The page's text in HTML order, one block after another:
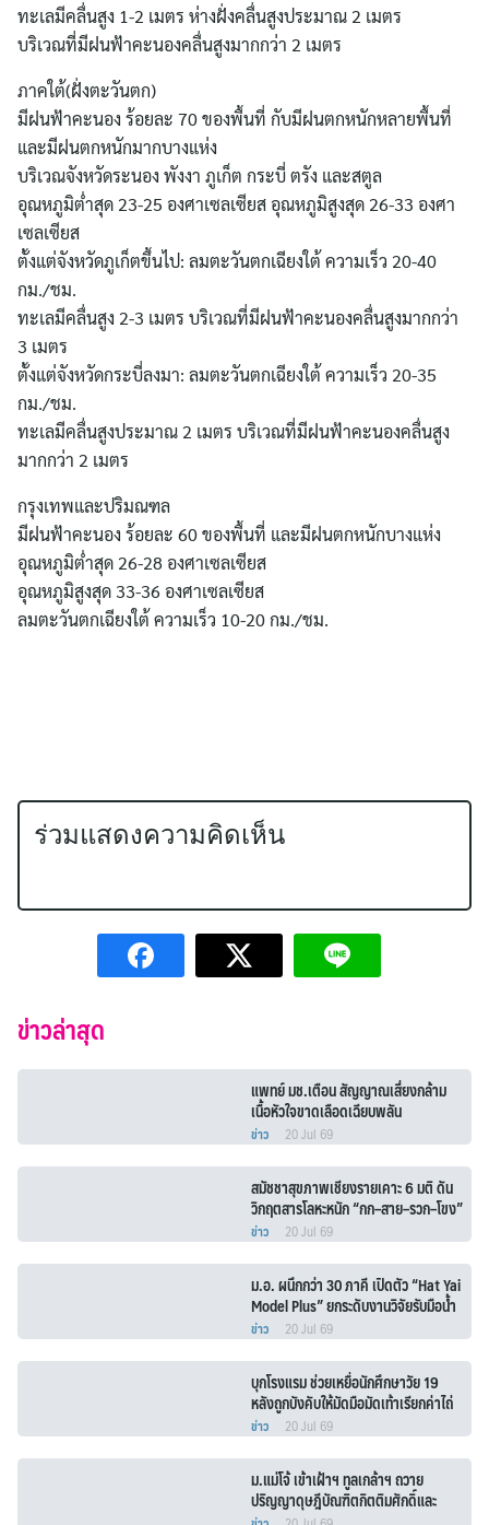
ทะเลมีคลื่นสูง 1-2 เมตร ห่างฝั่งคลื่นสูงประมาณ 2 เมตร
บริเวณที่มีฝนฟ้าคะนองคลื่นสูงมากกว่า 2 เมตร
ภาคใต้(ฝั่งตะวันตก)
มีฝนฟ้าคะนอง ร้อยละ 70 ของพื้นที่ กับมีฝนตกหนักหลายพื้นที่
และมีฝนตกหนักมากบางแห่ง
บริเวณจังหวัดระนอง พังงา ภูเก็ต กระบี่ ตรัง และสตูล
อุณหภูมิต่ำสุด 23-25 องศาเซลเซียส อุณหภูมิสูงสุด 26-33 องศา
เซลเซียส
ตั้งแต่จังหวัดภูเก็ตขึ้นไป: ลมตะวันตกเฉียงใต้ ความเร็ว 20-40
กม./ชม.
ทะเลมีคลื่นสูง 2-3 เมตร บริเวณที่มีฝนฟ้าคะนองคลื่นสูงมากกว่า
3 เมตร
ตั้งแต่จังหวัดกระบี่ลงมา: ลมตะวันตกเฉียงใต้ ความเร็ว 20-35
กม./ชม.
ทะเลมีคลื่นสูงประมาณ 2 เมตร บริเวณที่มีฝนฟ้าคะนองคลื่นสูง
มากกว่า 2 เมตร
กรุงเทพและปริมณฑล
มีฝนฟ้าคะนอง ร้อยละ 60 ของพื้นที่ และมีฝนตกหนักบางแห่ง
อุณหภูมิต่ำสุด 26-28 องศาเซลเซียส
อุณหภูมิสูงสุด 33-36 องศาเซลเซียส
ลมตะวันตกเฉียงใต้ ความเร็ว 10-20 กม./ชม.
ร่วมแสดงความคิดเห็น
ข่าวล่าสุด
แพทย์ มช.เตือน สัญญาณเสึ่ยงกล้าม
เนื้อหัวใจขาดเลือดเฉียบพลัน
ข่าว 20 Jul 69
สมัชชาสุขภาพเชียงรายเคาะ 6 มติ ดัน
วิกฤตสารโลหะหนัก “กก–สาย–รวก–โขง”
เป็นวาระแห่งชาติ
ข่าว 20 Jul 69
ม.อ. ผนึกกว่า 30 ภาคี เปิดตัว “Hat Yai
Model Plus” ยกระดับงานวิจัยรับมือน้ำ
ท่วมหาดใหญ่
ข่าว 20 Jul 69
บุกโรงแรม ช่วยเหยื่อนักศึกษาวัย 19
หลังถูกบังคับให้มัดมือมัดเท้าเรียกค่าไถ่
ทิพย์จากผู้ปกครอง
ข่าว 20 Jul 69
ม.แม่โจ้ เข้าเฝ้าฯ ทูลเกล้าฯ ถวาย
ปริญญาดุษฎีบัณฑิตกิตติมศักดิ์และ